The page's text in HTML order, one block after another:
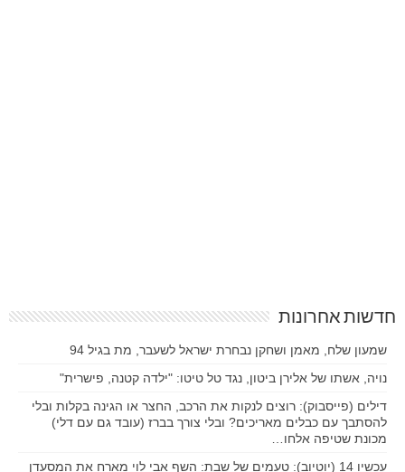
חדשות אחרונות
שמעון שלח, מאמן ושחקן נבחרת ישראל לשעבר, מת בגיל 94
נויה, אשתו של אלירן ביטון, נגד טל טיטו: "ילדה קטנה, פישרית"
דילים (פייסבוק): רוצים לנקות את הרכב, החצר או הגינה בקלות ובלי
להסתבך עם כבלים מאריכים? ובלי צורך בברז (עובד גם עם דלי)
מכונת שטיפה אלחו…
עכשיו 14 (יוטיוב): טעמים של שבת: השף אבי לוי מארח את המסעדן